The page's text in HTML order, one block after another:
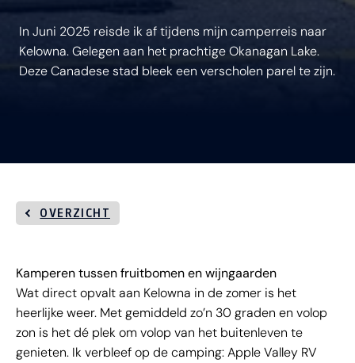
In Juni 2025 reisde ik af tijdens mijn camperreis naar
Kelowna. Gelegen aan het prachtige Okanagan Lake.
Deze Canadese stad bleek een verscholen parel te zijn.
OVERZICHT
Kamperen tussen fruitbomen en wijngaarden
Wat direct opvalt aan Kelowna in de zomer is het
heerlijke weer. Met gemiddeld zo’n 30 graden en volop
zon is het dé plek om volop van het buitenleven te
genieten. Ik verbleef op de camping: Apple Valley RV